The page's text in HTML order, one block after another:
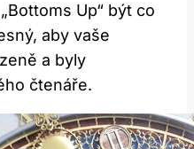
Up“ být co
aby vaše
a byly
čtenáře.